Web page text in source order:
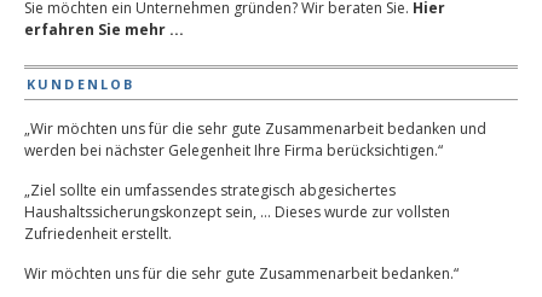
Sie möchten ein Unternehmen gründen? Wir beraten Sie. Hier
erfahren Sie mehr ...
KUNDENLOB
„Wir möchten uns für die sehr gute Zusammenarbeit bedanken und
werden bei nächster Gelegenheit Ihre Firma berücksichtigen.“
„Ziel sollte ein umfassendes strategisch abgesichertes
Haushaltssicherungskonzept sein, … Dieses wurde zur vollsten
Zufriedenheit erstellt.
Wir möchten uns für die sehr gute Zusammenarbeit bedanken.“